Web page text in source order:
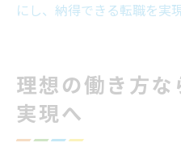
にし、納得できる転職を実
理想の働き方
実現へ